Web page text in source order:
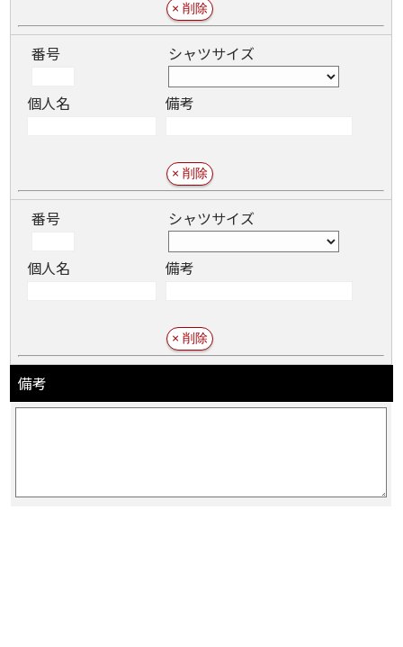
番号 シャツサイズ
個人名 備考
番号 シャツサイズ
個人名 備考
備考